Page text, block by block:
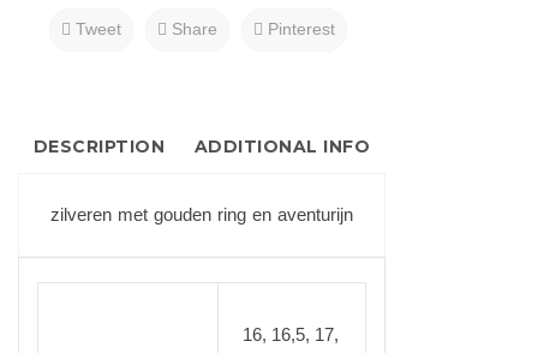
Tweet Share Pinterest
DESCRIPTION ADDITIONAL INFO
zilveren met gouden ring en aventurijn
16, 16,5, 17,